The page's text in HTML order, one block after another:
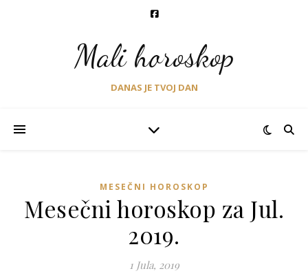
Mali horoskop
DANAS JE TVOJ DAN
MESEČNI HOROSKOP
Mesečni horoskop za Jul.
2019.
1 Jula, 2019